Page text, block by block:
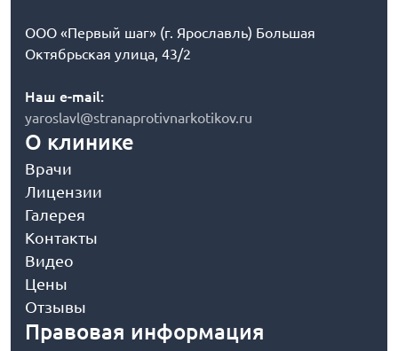
ООО «Первый шаг» (г. Ярославль) Большая
Октябрьская улица, 43/2
Наш e-mail:
yaroslavl@stranaprotivnarkotikov.ru
О клинике
Врачи
Лицензии
Галерея
Контакты
Видео
Цены
Отзывы
Правовая информация